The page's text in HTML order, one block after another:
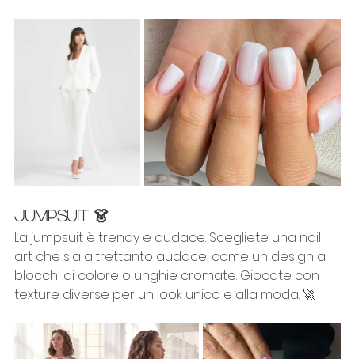
JUMPSUIT 👗
La jumpsuit è trendy e audace. Scegliete una nail
art che sia altrettanto audace, come un design a
blocchi di colore o unghie cromate. Giocate con
texture diverse per un look unico e alla moda. 🚀